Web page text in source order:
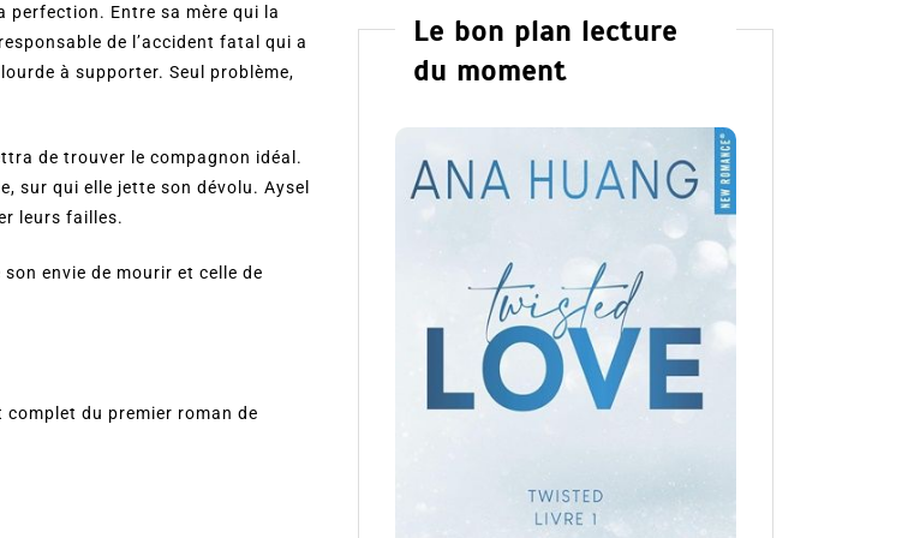
perfection. Entre sa mère qui la
de l’accident fatal qui a
à supporter. Seul problème,
de trouver le compagnon idéal.
sur qui elle jette son dévolu. Aysel
leurs failles.
envie de mourir et celle de
du premier roman de
Le bon plan lecture
du moment